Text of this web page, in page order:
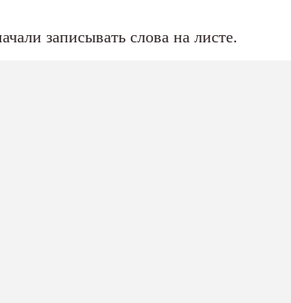
записывать слова на листе.